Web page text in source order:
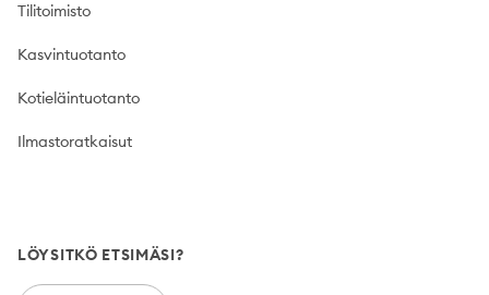
Tilitoimisto
Kasvintuotanto
Kotieläintuotanto
Ilmastoratkaisut
LÖYSITKÖ ETSIMÄSI?